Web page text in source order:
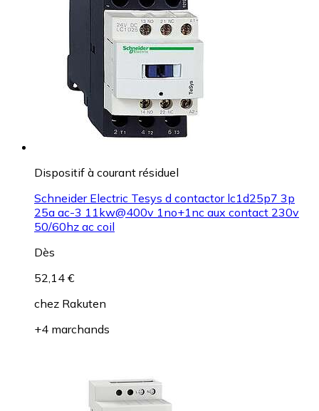
Dispositif à courant résiduel
Schneider Electric Tesys d contactor lc1d25p7 3p
25a ac-3 11kw@400v 1no+1nc aux contact 230v
50/60hz ac coil
Dès
52,14 €
chez Rakuten
+4 marchands